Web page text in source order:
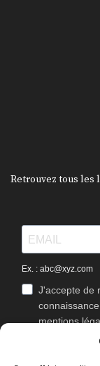
Retrouvez tous les
Ex. : abc@xyz.com
J'accepte de
mentions
Vous pouvez vous